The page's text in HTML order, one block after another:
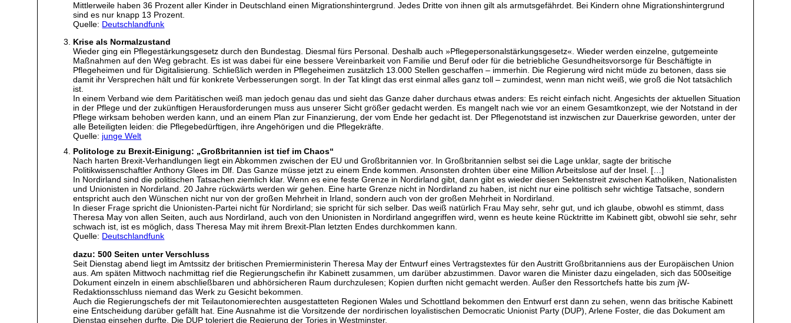
Mittlerweile haben 36 Prozent aller Kinder in Deutschland einen Migrationshintergrund. Jedes Dritte von ihnen gilt als armutsgefährdet. Bei Kindern ohne Migrationshintergrund
sind es nur knapp 13 Prozent.
Quelle: Deutschlandfunk
Krise als Normalzustand
Wieder ging ein Pflegestärkungsgesetz durch den Bundestag. Diesmal fürs Personal. Deshalb auch »Pflegepersonalstärkungsgesetz«. Wieder werden einzelne, gutgemeinte
Maßnahmen auf den Weg gebracht. Es ist was dabei für eine bessere Vereinbarkeit von Familie und Beruf oder für die betriebliche Gesundheitsvorsorge für Beschäftigte in
Pflegeheimen und für Digitalisierung. Schließlich werden in Pflegeheimen zusätzlich 13.000 Stellen geschaffen – immerhin. Die Regierung wird nicht müde zu betonen, dass sie
damit ihr Versprechen hält und für konkrete Verbesserungen sorgt. In der Tat klingt das erst einmal alles ganz toll – zumindest, wenn man nicht weiß, wie groß die Not tatsächlich
ist.
In einem Verband wie dem Paritätischen weiß man jedoch genau das und sieht das Ganze daher durchaus etwas anders: Es reicht einfach nicht. Angesichts der aktuellen Situation
in der Pflege und der zukünftigen Herausforderungen muss aus unserer Sicht größer gedacht werden. Es mangelt nach wie vor an einem Gesamtkonzept, wie der Notstand in der
Pflege wirksam behoben werden kann, und an einem Plan zur Finanzierung, der vom Ende her gedacht ist. Der Pflegenotstand ist inzwischen zur Dauerkrise geworden, unter der
alle Beteiligten leiden: die Pflegebedürftigen, ihre Angehörigen und die Pflegekräfte.
Quelle: junge Welt
Politologe zu Brexit-Einigung: „Großbritannien ist tief im Chaos“
Nach harten Brexit-Verhandlungen liegt ein Abkommen zwischen der EU und Großbritannien vor. In Großbritannien selbst sei die Lage unklar, sagte der britische
Politikwissenschaftler Anthony Glees im Dlf. Das Ganze müsse jetzt zu einem Ende kommen. Ansonsten drohten über eine Million Arbeitslose auf der Insel. […]
In Nordirland sind die politischen Tatsachen ziemlich klar. Wenn es eine feste Grenze in Nordirland gibt, dann gibt es wieder diesen Sektenstreit zwischen Katholiken, Nationalisten
und Unionisten in Nordirland. 20 Jahre rückwärts werden wir gehen. Eine harte Grenze nicht in Nordirland zu haben, ist nicht nur eine politisch sehr wichtige Tatsache, sondern
entspricht auch den Wünschen nicht nur von der großen Mehrheit in Irland, sondern auch von der großen Mehrheit in Nordirland.
In dieser Frage spricht die Unionisten-Partei nicht für Nordirland; sie spricht für sich selber. Das weiß natürlich Frau May sehr, sehr gut, und ich glaube, obwohl es stimmt, dass
Theresa May von allen Seiten, auch aus Nordirland, auch von den Unionisten in Nordirland angegriffen wird, wenn es heute keine Rücktritte im Kabinett gibt, obwohl sie sehr, sehr
schwach ist, ist es möglich, dass Theresa May mit ihrem Brexit-Plan letzten Endes durchkommen kann.
Quelle: Deutschlandfunk
dazu: 500 Seiten unter Verschluss
Seit Dienstag abend liegt im Amtssitz der britischen Premierministerin Theresa May der Entwurf eines Vertragstextes für den Austritt Großbritanniens aus der Europäischen Union
aus. Am späten Mittwoch nachmittag rief die Regierungschefin ihr Kabinett zusammen, um darüber abzustimmen. Davor waren die Minister dazu eingeladen, sich das 500seitige
Dokument einzeln in einem abschließbaren und abhörsicheren Raum durchzulesen; Kopien durften nicht gemacht werden. Außer den Ressortchefs hatte bis zum jW-
Redaktionsschluss niemand das Werk zu Gesicht bekommen.
Auch die Regierungschefs der mit Teilautonomierechten ausgestatteten Regionen Wales und Schottland bekommen den Entwurf erst dann zu sehen, wenn das britische Kabinett
eine Entscheidung darüber gefällt hat. Eine Ausnahme ist die Vorsitzende der nordirischen loyalistischen Democratic Unionist Party (DUP), Arlene Foster, die das Dokument am
Dienstag einsehen durfte. Die DUP toleriert die Regierung der Tories in Westminster.